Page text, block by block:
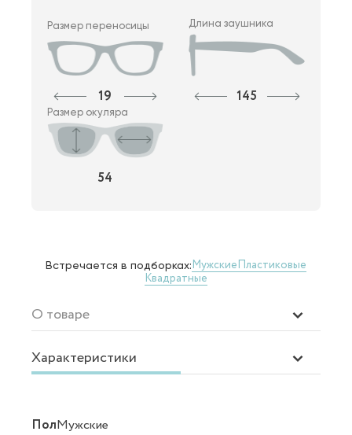
Размер переносицы
19
Длина заушника
145
Размер окуляра
54
Встречается в подборках:МужскиеПластиковые
Квадратные
О товаре
Характеристики
ПолМужские